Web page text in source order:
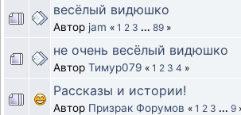
весёлый видюшко
Автор jam « 1 2 3 ... 89 »
не очень весёлый видюшко
Автор Тимур079 « 1 2 3 4 »
Рассказы и истории!
Автор Призрак Форумов « 1 2 3 ... 9